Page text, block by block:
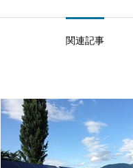
関連記事